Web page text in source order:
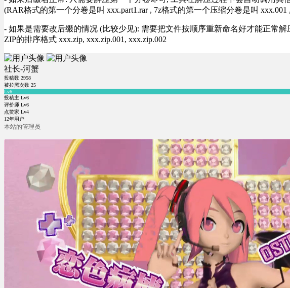
(RAR格式的第一个分卷是叫 xxx.part1.rar , 7z格式的第一个压缩分卷是叫
- 如果是需要改后缀的情况 (比较少见): 需要把文件按顺序重新命名好才能正常解
ZIP的排序格式 xxx.zip, xxx.zip.001, xxx.zip.002
社长-河蟹
投稿数 2958
被拉黑次数 25
Lv6
投稿主 Lv6
评价师 Lv6
点赞家 Lv4
12年用户
本站的管理员